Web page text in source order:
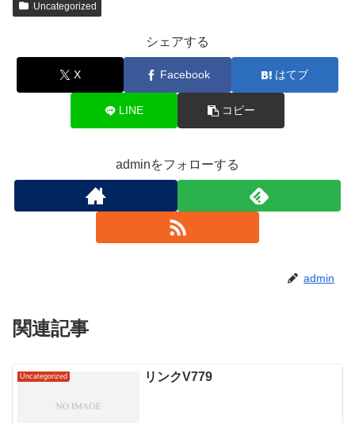
Uncategorized
シェアする
X Facebook はてブ
LINE コピー
adminをフォローする
admin
関連記事
Uncategorized リンクV779